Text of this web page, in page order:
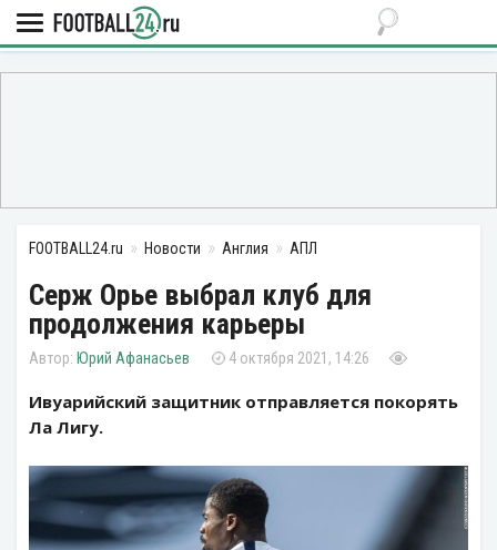
FOOTBALL24.ru Новости Англия АПЛ
Серж Орье выбрал клуб для
продолжения карьеры
Юрий Афанасьев 4 октября 2021, 14:26
Ивуарийский защитник отправляется покорять
Ла Лигу.